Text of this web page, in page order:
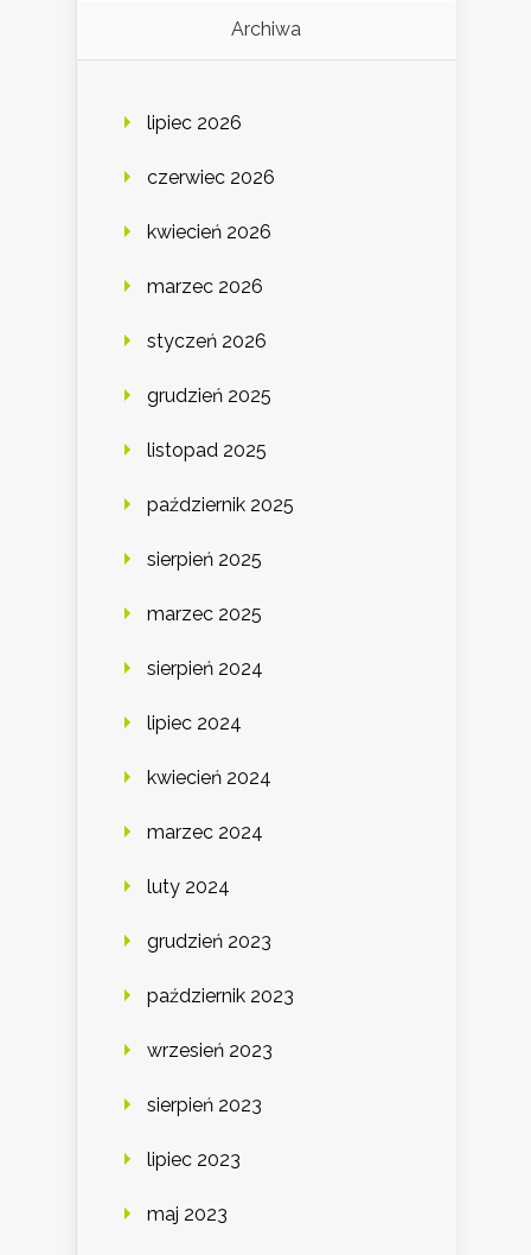
Archiwa
lipiec 2026
czerwiec 2026
kwiecień 2026
marzec 2026
styczeń 2026
grudzień 2025
listopad 2025
październik 2025
sierpień 2025
marzec 2025
sierpień 2024
lipiec 2024
kwiecień 2024
marzec 2024
luty 2024
grudzień 2023
październik 2023
wrzesień 2023
sierpień 2023
lipiec 2023
maj 2023